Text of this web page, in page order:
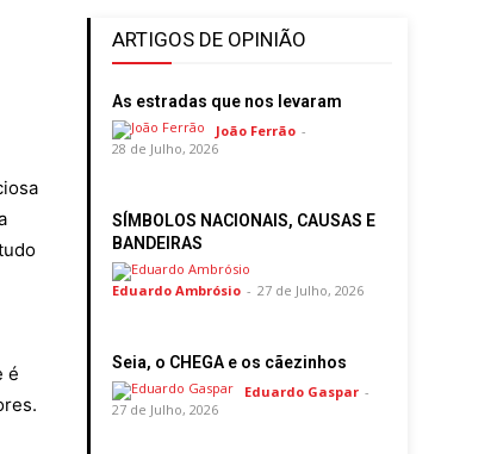
é
ARTIGOS DE OPINIÃO
As estradas que nos levaram
João Ferrão -
28 de Julho, 2026
SÍMBOLOS NACIONAIS, CAUSAS E
BANDEIRAS
Eduardo Ambrósio - 27 de Julho, 2026
Seia, o CHEGA e os cãezinhos
Eduardo Gaspar -
27 de Julho, 2026